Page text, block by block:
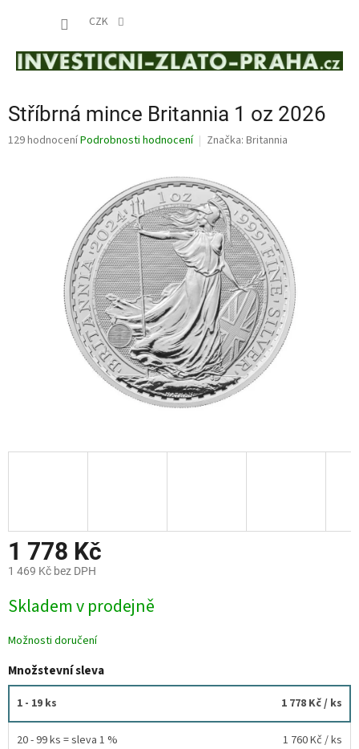
CZK
Stříbrná mince Britannia 1 oz 2026
Průměrné
129 hodnoceníPodrobnosti hodnocení Značka: Britannia
1 778 Kč
1 469 Kč bez DPH
cena:
Skladem v prodejně
Možnosti doručení
Množstevní sleva
1 - 19 ks 1 778 Kč/ ks
20 - 99 ks = sleva 1 % 1 760 Kč / ks